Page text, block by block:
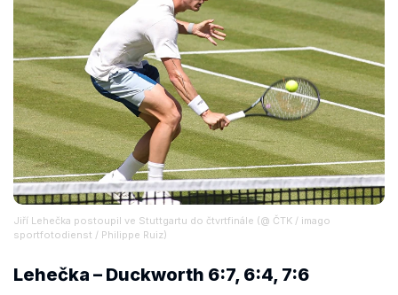
Jiří Lehečka postoupil ve Stuttgartu do čtvrtfinále (@ ČTK / imago
sportfotodienst / Philippe Ruiz)
Lehečka – Duckworth 6:7, 6:4, 7:6